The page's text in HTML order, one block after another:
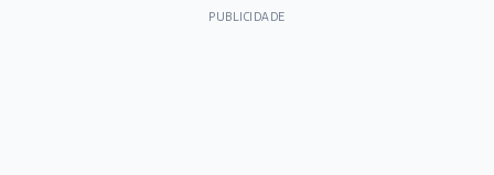
PUBLICIDADE